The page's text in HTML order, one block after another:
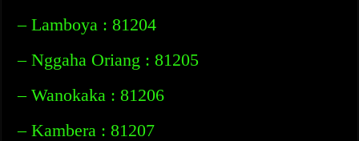
– Lamboya : 81204
– Nggaha Oriang : 81205
– Wanokaka : 81206
– Kambera : 81207